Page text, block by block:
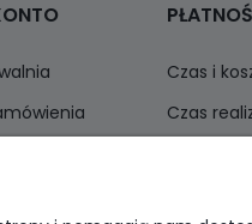
Czas i
Czas